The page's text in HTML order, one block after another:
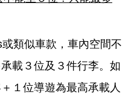
類似車款，車內空間不
載３位及３件行李。如
１位導遊為最高承載人